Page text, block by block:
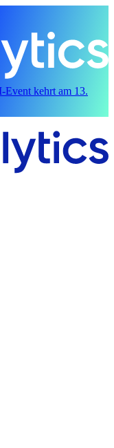
kehrt am 13.